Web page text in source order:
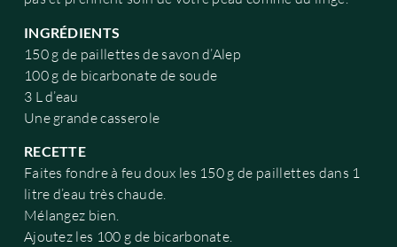
INGRÉDIENTS
150 g de paillettes de savon d’Alep
100 g de bicarbonate de soude
3 L d’eau
Une grande casserole
RECETTE
Faites fondre à feu doux les 150 g de paillettes dans 1
litre d’eau très chaude.
Mélangez bien.
Ajoutez les 100 g de bicarbonate.